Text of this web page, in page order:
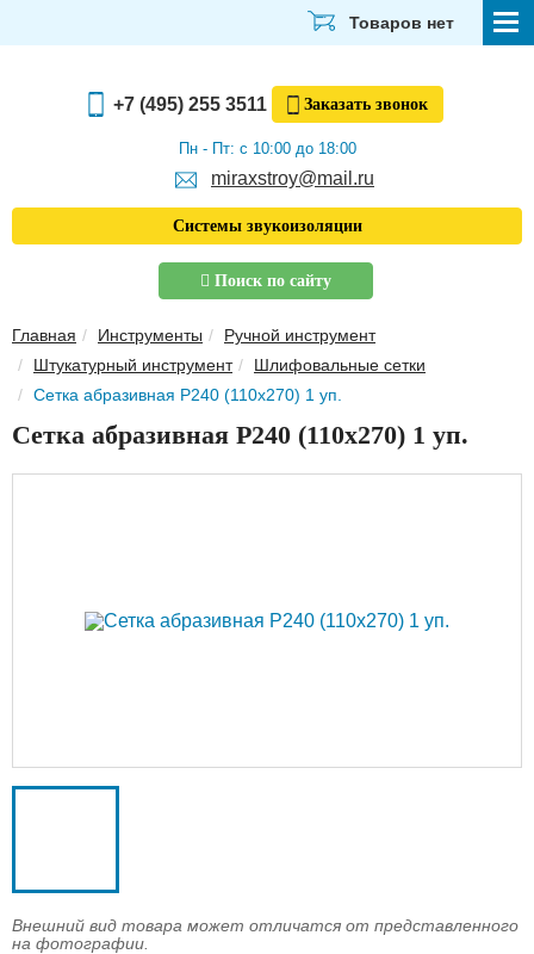
ОТДЕЛОЧНЫЕ МАТЕРИАЛЫ
ЭЛЕКТРИКА И ОСВЕЩЕНИЕ
ЗВУКОИЗОЛЯЦИЯ
ТЕПЛОИЗОЛЯЦИЯ
О компании
Товаров нет
+7 (495) 255 3511 Заказать звонок
Пн - Пт: с 10:00 до 18:00
miraxstroy@mail.ru
Системы звукоизоляции
Поиск по сайту
Главная Инструменты
Ручной инструмент
Штукатурный инструмент
Шлифовальные сетки
Сетка абразивная Р240 (110х270) 1 уп.
Сетка абразивная Р240 (110х270) 1 уп.
Внешний вид товара может отличатся от представленного
на фотографии.